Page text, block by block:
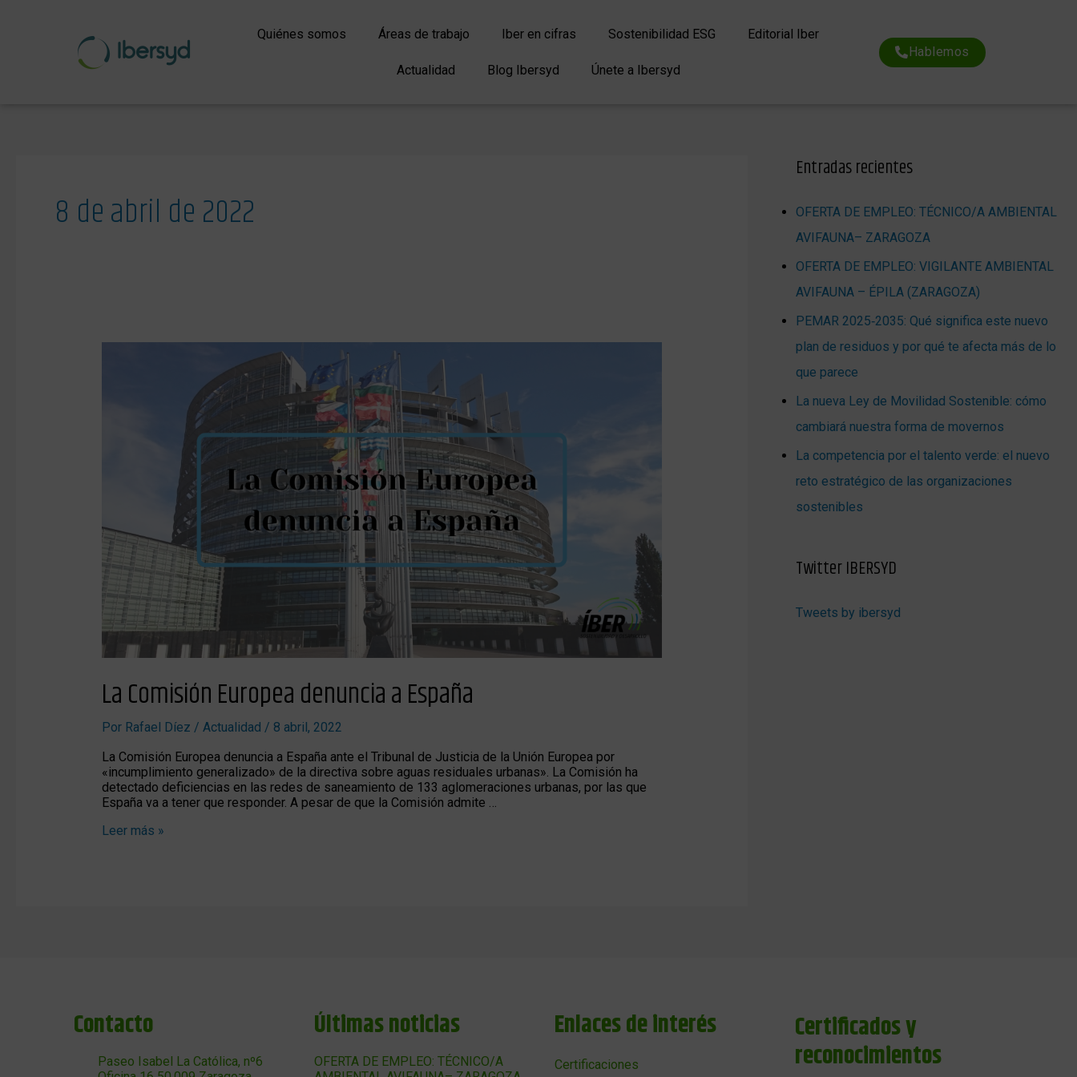
Quiénes somos Áreas de trabajo Iber en cifras Sostenibilidad ESG Editorial Iber
Actualidad Blog Ibersyd Únete a Ibersyd
Hablemos
8 de abril de 2022
La Comisión Europea denuncia a España
Por Rafael Díez / Actualidad / 8 abril, 2022
La Comisión Europea denuncia a España ante el Tribunal de Justicia de la Unión Europea por
«incumplimiento generalizado» de la directiva sobre aguas residuales urbanas». La Comisión ha
detectado deficiencias en las redes de saneamiento de 133 aglomeraciones urbanas, por las que
España va a tener que responder. A pesar de que la Comisión admite …
Leer más »
Entradas recientes
OFERTA DE EMPLEO: TÉCNICO/A AMBIENTAL
AVIFAUNA– ZARAGOZA
OFERTA DE EMPLEO: VIGILANTE AMBIENTAL
AVIFAUNA – ÉPILA (ZARAGOZA)
PEMAR 2025‑2035: Qué significa este nuevo
plan de residuos y por qué te afecta más de lo
que parece
La nueva Ley de Movilidad Sostenible: cómo
cambiará nuestra forma de movernos
La competencia por el talento verde: el nuevo
reto estratégico de las organizaciones
sostenibles
Twitter IBERSYD
Tweets by ibersyd
Contacto
Paseo Isabel La Católica, nº6
Últimas noticias
OFERTA DE EMPLEO: TÉCNICO/A
Enlaces de interés
Certificaciones
Certificados y
reconocimientos